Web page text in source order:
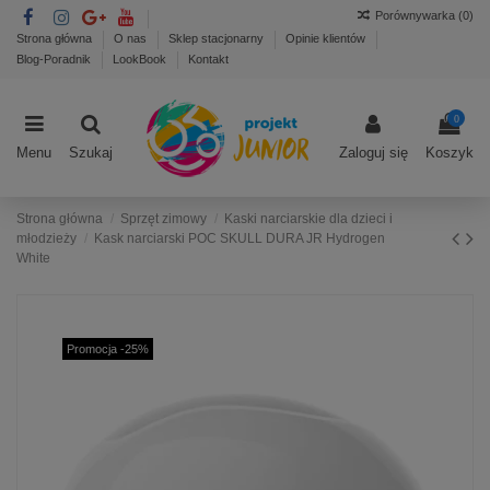
Strona główna O nas Sklep stacjonarny
Opinie klientów
Blog-Poradnik
LookBook Kontakt
Porównywarka (0)
Menu Szukaj Zaloguj się
0
Koszyk
Strona główna Sprzęt zimowy
Kaski narciarskie dla dzieci i
młodzieży
Kask narciarski POC SKULL DURA JR Hydrogen
White
Promocja -25%